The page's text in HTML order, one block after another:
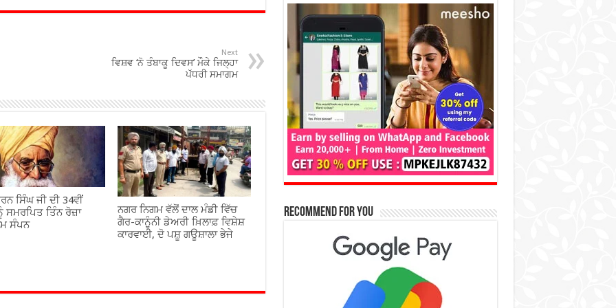
Next
ਵਿਸ਼ਵ ‘ਨੋ ਤੰਬਾਕੂ ਦਿਵਸ’ ਮੌਕੇ ਜਿਲ੍ਹਾ
ਪੱਧਰੀ ਸਮਾਗਮ
ਸਿੰਘ ਜੀ ਦੀ 34ਵੀਂ
ਸਮਰਪਿਤ ਤਿੰਨ ਰੋਜ਼ਾ
ਸੰਪਨ
ਨਗਰ ਨਿਗਮ ਵੱਲੋਂ ਦਾਲ ਮੰਡੀ ਵਿੱਚ
ਗੈਰ-ਕਾਨੂੰਨੀ ਡੇਅਰੀ ਖ਼ਿਲਾਫ਼ ਵਿਸ਼ੇਸ਼
ਕਾਰਵਾਈ, ਦੋ ਪਸ਼ੂ ਗਊਸ਼ਾਲਾ ਭੇਜੇ
Recommend for You